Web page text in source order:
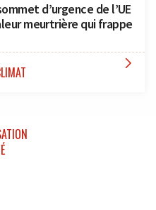
d’urgence de l’UE
meurtrière qui frappe
